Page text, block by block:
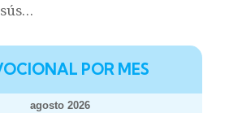
POR MES
agosto 2026